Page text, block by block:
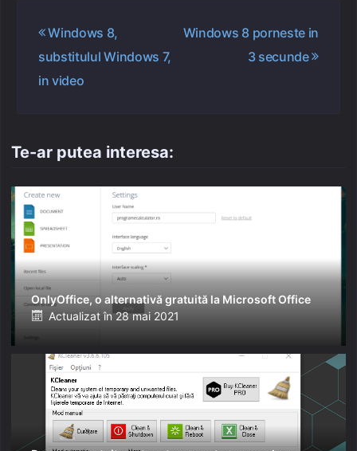
Navigare
articole
Windows 8,
substitulul Windows 7,
in video
Windows 8 porneste in
3 secunde
Te-ar putea interesa:
OnlyOffice, o alternativă gratuită la Microsoft Office
Posted
Actualizat în 28 mai 2021